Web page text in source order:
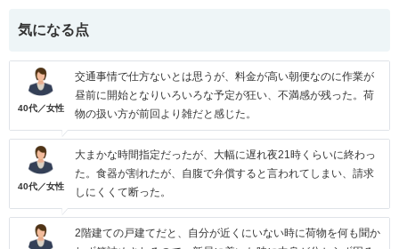
気になる点
40代／女性
交通事情で仕方ないとは思うが、料金が高い朝便なのに作業が
昼前に開始となりいろいろな予定が狂い、不満感が残った。荷
物の扱い方が前回より雑だと感じた。
40代／女性
大まかな時間指定だったが、大幅に遅れ夜21時くらいに終わっ
た。食器が割れたが、自腹で弁償すると言われてしまい、請求
しにくくて断った。
2階建ての戸建てだと、自分が近くにいない時に荷物を何も聞か